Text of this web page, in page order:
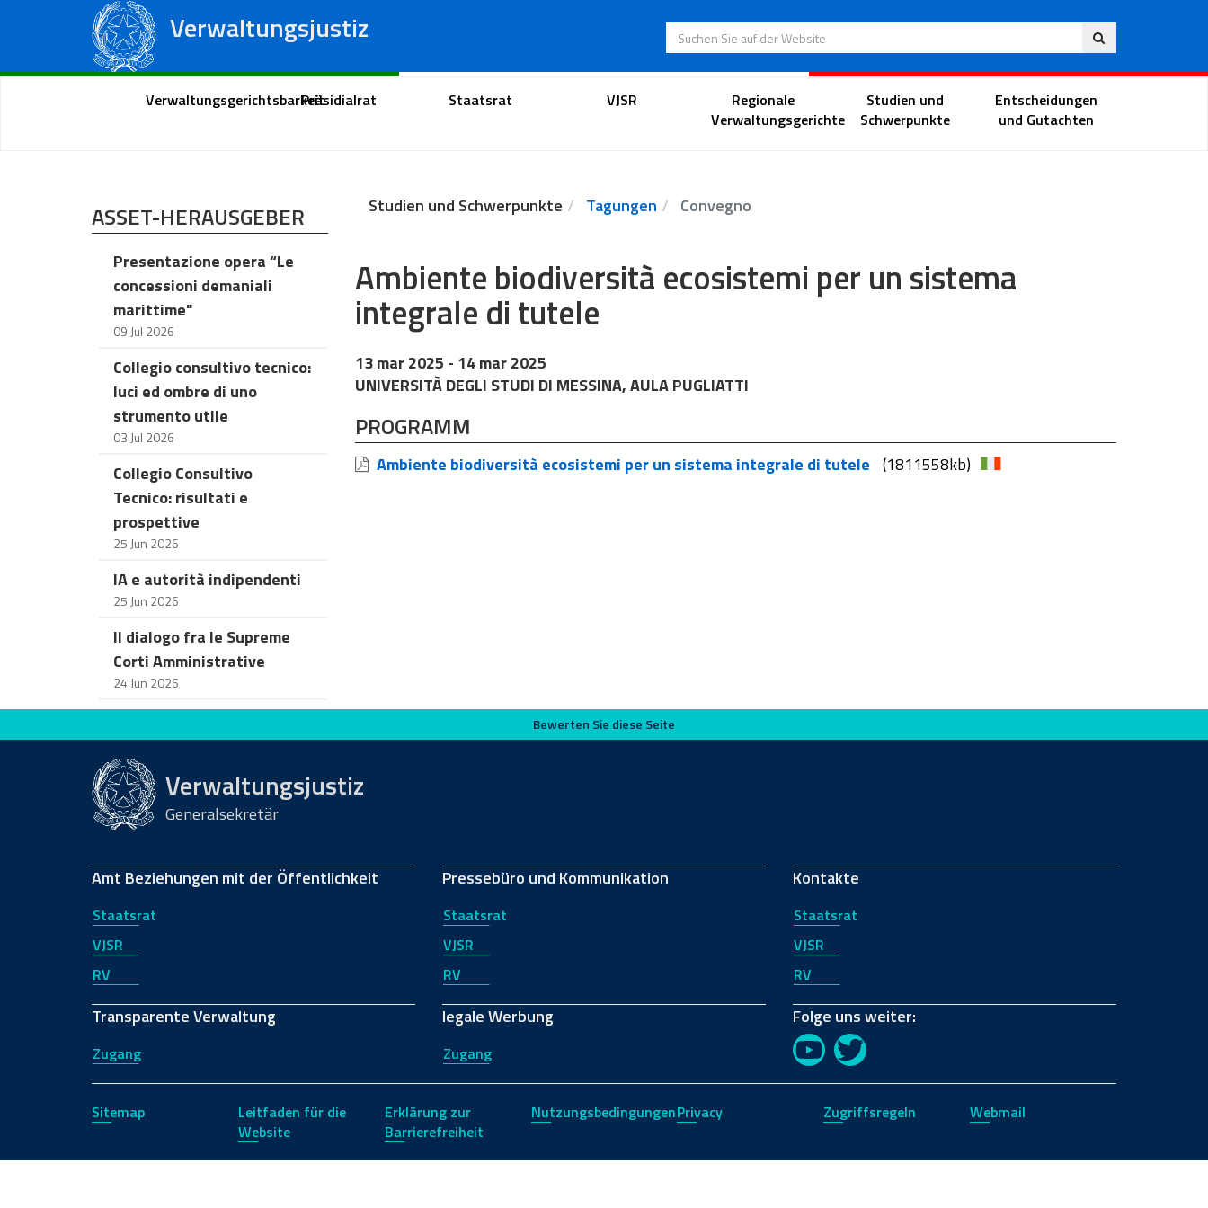
Verwaltungsjustiz
Regionale Verwaltungsgerichte
Deu
Suchen Sie auf der Website
Portal des Bürgers Anwaltsportal Richterportal
VerwaltungsgerichtsbarkeitPräsidialrat Staatsrat VJSR
Regionale
Verwaltungsgerichte
Studien und
Schwerpunkte
Entscheidungen
und Gutachten
ASSET-HERAUSGEBER
Presentazione opera “Le
concessioni demaniali
marittime"
09 Jul 2026
Collegio consultivo tecnico:
luci ed ombre di uno
strumento utile
03 Jul 2026
Collegio Consultivo
Tecnico: risultati e
prospettive
25 Jun 2026
IA e autorità indipendenti
25 Jun 2026
Il dialogo fra le Supreme
Corti Amministrative
24 Jun 2026
Studien und Schwerpunkte Tagungen Convegno
Ambiente biodiversità ecosistemi per un sistema
integrale di tutele
13 mar 2025 - 14 mar 2025
UNIVERSITÀ DEGLI STUDI DI MESSINA, AULA PUGLIATTI
PROGRAMM
Ambiente biodiversità ecosistemi per un sistema integrale di tutele (1811558kb)
Bewerten Sie diese Seite Bewerten Sie diese Seite
Verwaltungsjustiz
Generalsekretär
Amt Beziehungen mit der Öffentlichkeit
Staatsrat
VJSR
RV
Transparente Verwaltung
Zugang
Pressebüro und Kommunikation
Staatsrat
VJSR
RV
legale Werbung
Zugang
Kontakte
Staatsrat
VJSR
RV
Folge uns weiter:
YouTubeTwitter
Sitemap
Leitfaden für die
Website
Erklärung zur
Barrierefreiheit
NutzungsbedingungenPrivacy Zugriffsregeln Webmail